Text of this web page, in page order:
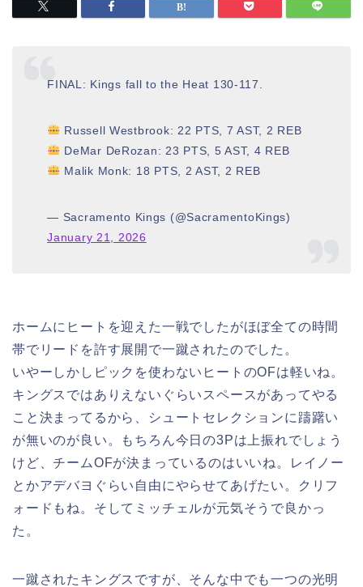
FINAL: Kings fall to the Heat 130-117.
Russell Westbrook: 22 PTS, 7 AST, 2 REB
DeMar DeRozan: 23 PTS, 5 AST, 4 REB
Malik Monk: 18 PTS, 2 AST, 2 REB
— Sacramento Kings (@SacramentoKings)
January 21, 2026
ホームにヒートを迎えた一戦でしたがほぼ全ての時間
帯でリードを許す展開で一蹴されたのでした。
いやーしかしピックを使わないヒートのOFは軽いね。
キングスではありえないぐらいスペースがあってやる
こと決まってるから、シュートセレクションに躊躇い
が無いのが良い。もちろん今日の3Pは上振れでしょう
けど、チームOFが決まっているのはいいね。レイノー
とかアデバヨぐらい自由にやらせてあげたい。クリフ
ォードもね。そしてミッチェルが元気そうで良かっ
た。
一蹴されたキングスですが、そんな中でも一つの光明